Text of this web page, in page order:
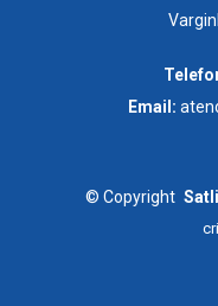
Email:
© Copyright